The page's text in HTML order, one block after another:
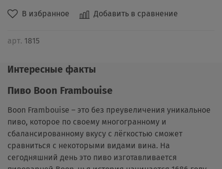
В избранное Добавить в сравнение
арт. 1815
Интересные факты
Пиво Boon Frambouise
Boon Frambouise – это без преувеличения уникальное
пиво, которое по своему многогранному и
сбалансированному вкусу с лёгкостью сможет
сравниться с некоторыми видами вина. На
сегодняшний день это пиво изготавливается